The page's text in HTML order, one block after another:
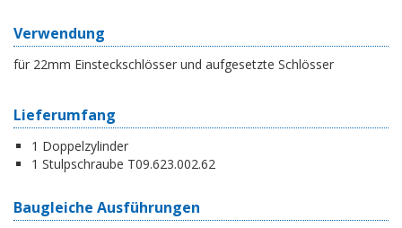
Verwendung
für 22mm Einsteckschlösser und aufgesetzte Schlösser
Lieferumfang
1 Doppelzylinder
1 Stulpschraube T09.623.002.62
Baugleiche Ausführungen